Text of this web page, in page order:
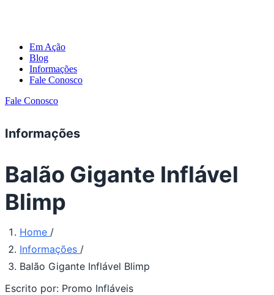
Em Ação
Blog
Informações
Fale Conosco
Fale Conosco
Informações
Balão Gigante Inflável
Blimp
Home /
Informações /
Balão Gigante Inflável Blimp
Escrito por: Promo Infláveis